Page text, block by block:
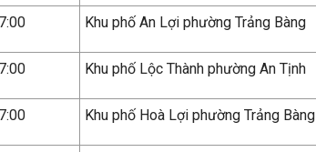
Khu phố An Lợi phường Trảng Bàng
Khu phố Lộc Thành phường An Tịnh
Khu phố Hoà Lợi phường Trảng Bàng